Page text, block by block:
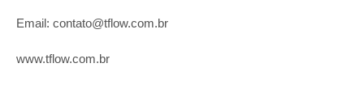
Email: contato@tflow.com.br
www.tflow.com.br